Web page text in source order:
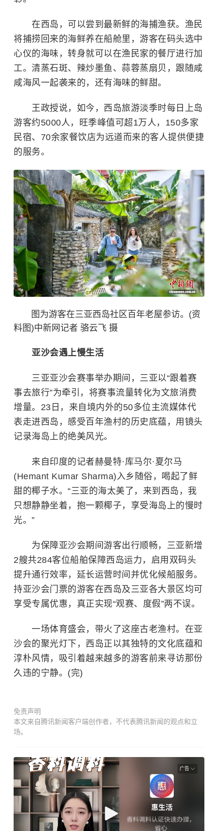
在西岛，可以尝到最新鲜的海捕渔获。渔民
将捕捞回来的海鲜养在船舱里，游客在码头选中
心仪的海味，转身就可以在渔民家的餐厅进行加
工。清蒸石斑、辣炒墨鱼、蒜蓉蒸扇贝，跟随咸
咸海风一起袭来的，还有海味的鲜甜。
王政授说，如今，西岛旅游淡季时每日上岛
游客约5000人，旺季峰值可超1万人，150多家
民宿、70余家餐饮店为远道而来的客人提供便捷
的服务。
图为游客在三亚西岛社区百年老屋参访。(资
料图)中新网记者 骆云飞 摄
亚沙会遇上慢生活
三亚亚沙会赛事举办期间，三亚以“跟着赛
事去旅行”为牵引，将赛事流量转化为文旅消费
增量。23日，来自境内外的50多位主流媒体代
表走进西岛，感受百年渔村的历史底蕴，用镜头
记录海岛上的绝美风光。
来自印度的记者赫曼特·库马尔·夏尔马
(Hemant Kumar Sharma)入乡随俗，喝起了鲜
甜的椰子水。“三亚的海太美了，来到西岛，我
只想静静坐着，抱一颗椰子，享受海岛上的慢时
光。”
为保障亚沙会期间游客出行顺畅，三亚新增
2艘共284客位船舶保障西岛运力，启用双码头
提升通行效率，延长运营时间并优化候船服务。
持亚沙会门票的游客在西岛及三亚各大景区均可
享受专属优惠，真正实现“观赛、度假”两不误。
一场体育盛会，带火了这座古老渔村。在亚
沙会的聚光灯下，西岛正以其独特的文化底蕴和
淳朴风情，吸引着越来越多的游客前来寻访那份
久违的宁静。(完)
免责声明
本文来自腾讯新闻客户端创作者，不代表腾讯新闻的观点和立
场。
广告